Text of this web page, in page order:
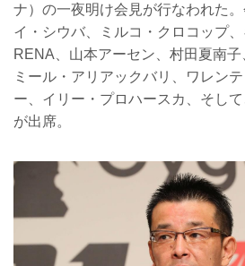
ナ）の一夜明け会見が行なわれた
イ・シウバ、ミルコ・クロコップ、
RENA、山本アーセン、村田夏南
ミール・アリアックバリ、ワレン
ー、イリー・プロハースカ、そし
が出席。